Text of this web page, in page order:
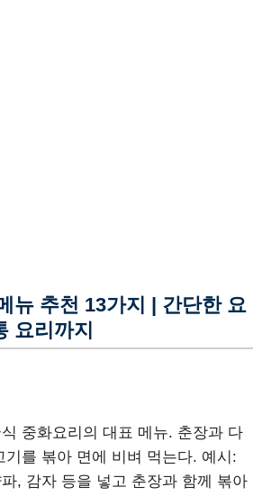
뉴 추천 13가지 | 간단한 요
요리까지
중화요리의 대표 메뉴. 춘장과 다
기를 볶아 면에 비벼 먹는다. 예시:
, 감자 등을 넣고 춘장과 함께 볶아